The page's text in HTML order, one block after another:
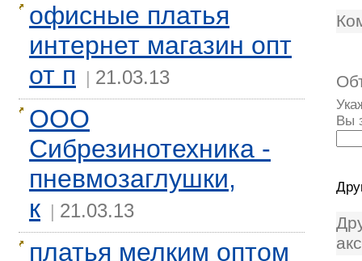
офисные платья
интернет магазин опт
от п | 21.03.13
ООО
Сибрезинотехника -
пневмозаглушки,
к | 21.03.13
платья мелким оптом
Вы